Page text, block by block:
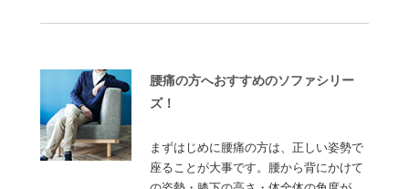
腰痛の方へおすすめのソファシリー
ズ！
まずはじめに腰痛の方は、正しい姿勢で
座ることが大事です。腰から背にかけて